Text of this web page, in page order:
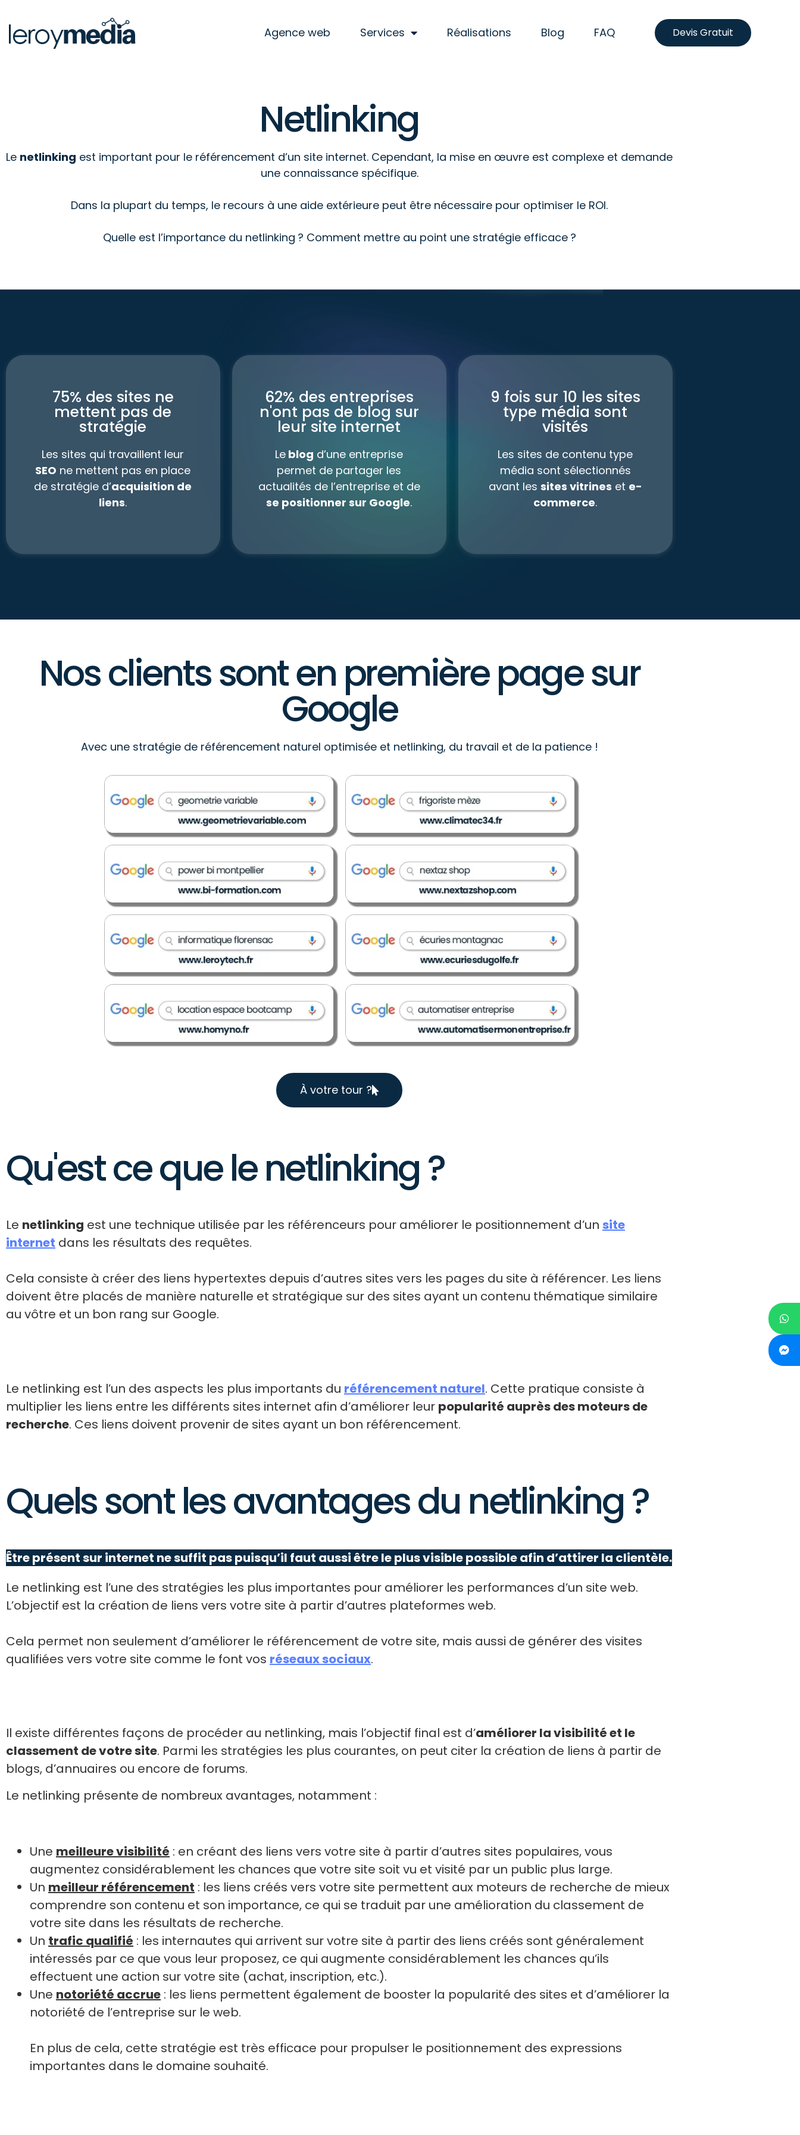
Agence web Services Réalisations Blog FAQ Devis Gratuit
Netlinking
Le netlinking est important pour le référencement d’un site internet. Cependant, la mise en œuvre est complexe et demande
une connaissance spécifique.
Dans la plupart du temps, le recours à une aide extérieure peut être nécessaire pour optimiser le ROI.
Quelle est l’importance du netlinking ? Comment mettre au point une stratégie efficace ?
75% des sites ne
mettent pas de
stratégie
Les sites qui travaillent leur
SEO ne mettent pas en place
de stratégie d’acquisition de
liens.
62% des entreprises
n'ont pas de blog sur
leur site internet
Le blog d’une entreprise
permet de partager les
actualités de l’entreprise et de
se positionner sur Google.
9 fois sur 10 les sites
type média sont
visités
Les sites de contenu type
média sont sélectionnés
avant les sites vitrines et e-
commerce.
Nos clients sont en première page sur
Google
Avec une stratégie de référencement naturel optimisée et netlinking, du travail et de la patience !
À votre tour ?
Qu'est ce que le netlinking ?
Le netlinking est une technique utilisée par les référenceurs pour améliorer le positionnement d’un site
internet dans les résultats des requêtes.
Cela consiste à créer des liens hypertextes depuis d’autres sites vers les pages du site à référencer. Les liens
doivent être placés de manière naturelle et stratégique sur des sites ayant un contenu thématique similaire
au vôtre et un bon rang sur Google.
Le netlinking est l’un des aspects les plus importants du référencement naturel. Cette pratique consiste à
multiplier les liens entre les différents sites internet afin d’améliorer leur popularité auprès des moteurs de
recherche. Ces liens doivent provenir de sites ayant un bon référencement.
Quels sont les avantages du netlinking ?
Être présent sur internet ne suffit pas puisqu’il faut aussi être le plus visible possible afin d’attirer la clientèle.
Le netlinking est l’une des stratégies les plus importantes pour améliorer les performances d’un site web.
L’objectif est la création de liens vers votre site à partir d’autres plateformes web.
Cela permet non seulement d’améliorer le référencement de votre site, mais aussi de générer des visites
qualifiées vers votre site comme le font vos réseaux sociaux.
Il existe différentes façons de procéder au netlinking, mais l’objectif final est d’améliorer la visibilité et le
classement de votre site. Parmi les stratégies les plus courantes, on peut citer la création de liens à partir de
blogs, d’annuaires ou encore de forums.
Le netlinking présente de nombreux avantages, notamment :
Une meilleure visibilité : en créant des liens vers votre site à partir d’autres sites populaires, vous
augmentez considérablement les chances que votre site soit vu et visité par un public plus large.
Un meilleur référencement : les liens créés vers votre site permettent aux moteurs de recherche de mieux
comprendre son contenu et son importance, ce qui se traduit par une amélioration du classement de
votre site dans les résultats de recherche.
Un trafic qualifié : les internautes qui arrivent sur votre site à partir des liens créés sont généralement
intéressés par ce que vous leur proposez, ce qui augmente considérablement les chances qu’ils
effectuent une action sur votre site (achat, inscription, etc.).
Une notoriété accrue : les liens permettent également de booster la popularité des sites et d’améliorer la
notoriété de l’entreprise sur le web.
En plus de cela, cette stratégie est très efficace pour propulser le positionnement des expressions
importantes dans le domaine souhaité.